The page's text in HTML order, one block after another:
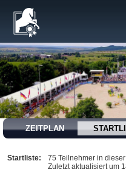
ZEITPLAN
Startliste:
75 Teilnehmer in
Zuletzt aktualisiert um